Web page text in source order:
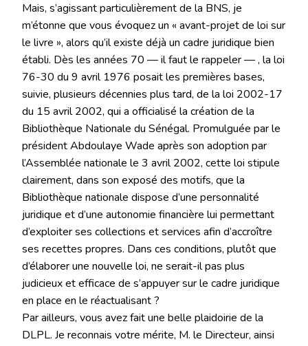
Mais, s’agissant particulièrement de la BNS, je
m’étonne que vous évoquez un « avant-projet de loi sur
le livre », alors qu’il existe déjà un cadre juridique bien
établi. Dès les années 70 — il faut le rappeler — , la loi
76-30 du 9 avril 1976 posait les premières bases,
suivie, plusieurs décennies plus tard, de la loi 2002-17
du 15 avril 2002, qui a officialisé la création de la
Bibliothèque Nationale du Sénégal. Promulguée par le
président Abdoulaye Wade après son adoption par
l’Assemblée nationale le 3 avril 2002, cette loi stipule
clairement, dans son exposé des motifs, que la
Bibliothèque nationale dispose d’une personnalité
juridique et d’une autonomie financière lui permettant
d’exploiter ses collections et services afin d’accroître
ses recettes propres. Dans ces conditions, plutôt que
d’élaborer une nouvelle loi, ne serait-il pas plus
judicieux et efficace de s’appuyer sur le cadre juridique
en place en le réactualisant ?
Par ailleurs, vous avez fait une belle plaidoirie de la
DLPL. Je reconnais votre mérite, M. le Directeur, ainsi